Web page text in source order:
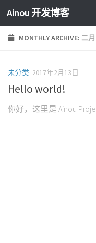
Ainou 开发博客
MONTHLY ARCHIVE: 二
未分类 2017年2月13日
Hello world!
你好，这里是 Ainou